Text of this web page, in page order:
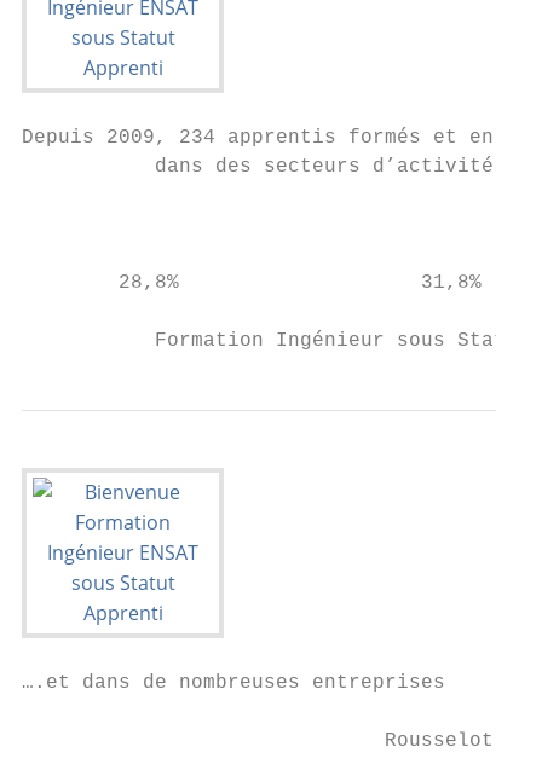
Depuis 2009, 234 apprentis formés et en
dans des secteurs d’activité
28,8%                    31,8%
Formation Ingénieur sous Statut
….et dans de nombreuses entreprises
Rousselot;